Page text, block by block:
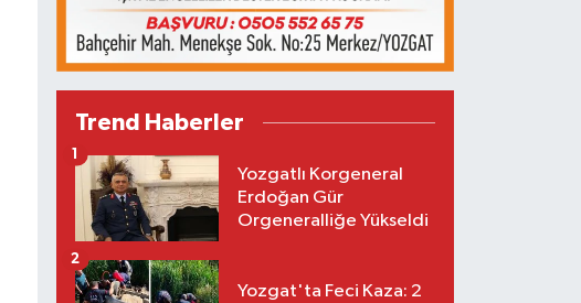
Trend Haberler
Yozgatlı Korgeneral
Erdoğan Gür
Orgeneralliğe Yükseldi
1
Yozgat'ta Feci Kaza: 2
2